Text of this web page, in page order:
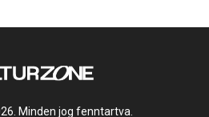
Minden jog fenntartva.